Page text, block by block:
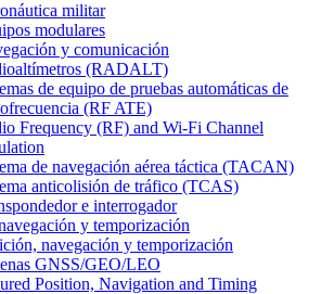
militar
modulares
y comunicación
(RADALT)
de equipo de pruebas automáticas de
(RF ATE)
Frequency (RF) and Wi-Fi Channel
de navegación aérea táctica (TACAN)
anticolisión de tráfico (TCAS)
e interrogador
y temporización
navegación y temporización
GNSS/GEO/LEO
Position, Navigation and Timing